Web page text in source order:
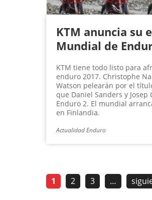
KTM anuncia su
Mundial de
KTM tiene todo listo para
enduro 2017. Christophe
Watson pelearán por el
que Daniel Sanders y Josep
Enduro 2. El mundial
en Finlandia.
Actualidad Enduro
1 2 3 …